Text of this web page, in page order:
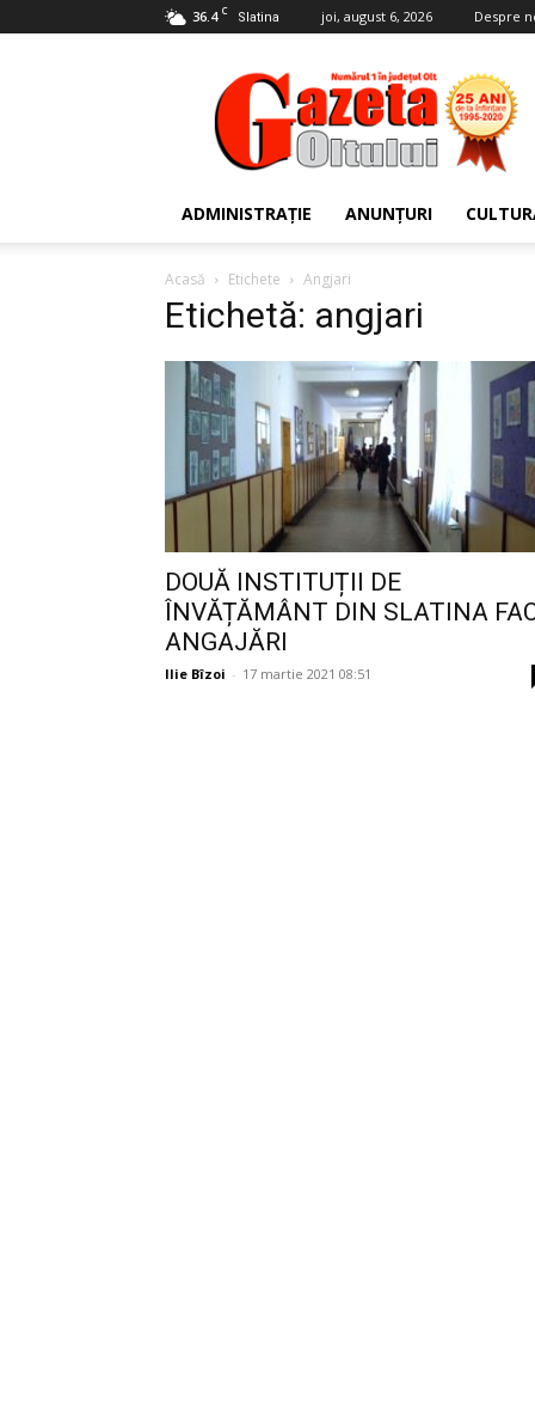
36.4 C Slatina joi, august 6, 2026 Despre
Gazeta
Oltului
ADMINISTRAȚIE ANUNȚURI
Acasă Etichete Angjari
Etichetă: angjari
DOUĂ INSTITUȚII DE
ÎNVĂȚĂMÂNT DIN SLATINA
ANGAJĂRI
Ilie Bîzoi - 17 martie 2021 08:51